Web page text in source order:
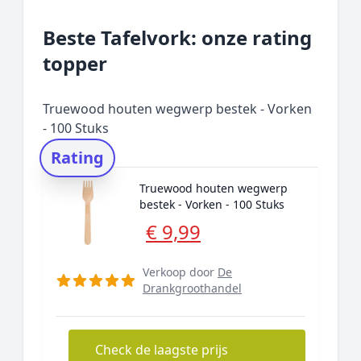
Beste Tafelvork: onze rating
topper
Truewood houten wegwerp bestek - Vorken
- 100 Stuks
Rating
Truewood houten wegwerp
bestek - Vorken - 100 Stuks
€ 9,99
Verkoop door De
Drankgroothandel
Check de laagste prijs